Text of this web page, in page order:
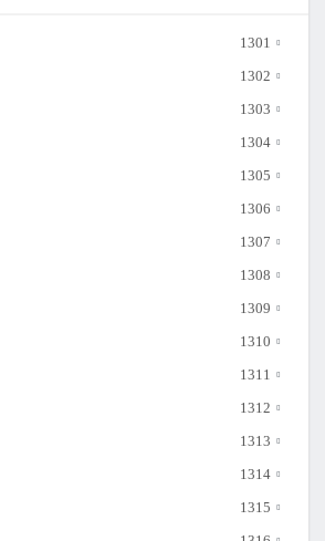
1301
1302
1303
1304
1305
1306
1307
1308
1309
1310
1311
1312
1313
1314
1315